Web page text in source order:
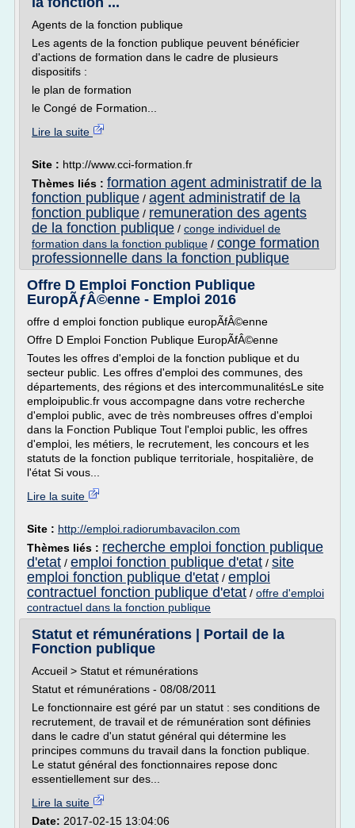
Agents de la fonction publique
Les agents de la fonction publique peuvent bénéficier
d'actions de formation dans le cadre de plusieurs
dispositifs :
le plan de formation
le Congé de Formation...
Lire la suite
Site : http://www.cci-formation.fr
Thèmes liés : formation agent administratif de la
fonction publique / agent administratif de la
fonction publique / remuneration des agents
de la fonction publique / conge individuel de
formation dans la fonction publique / conge formation
professionnelle dans la fonction publique
Offre D Emploi Fonction Publique
EuropÃƒÂ©enne - Emploi 2016
offre d emploi fonction publique europÃfÂ©enne
Offre D Emploi Fonction Publique EuropÃfÂ©enne
Toutes les offres d'emploi de la fonction publique et du
secteur public. Les offres d'emploi des communes, des
départements, des régions et des intercommunalitésLe site
emploipublic.fr vous accompagne dans votre recherche
d'emploi public, avec de très nombreuses offres d'emploi
dans la Fonction Publique Tout l'emploi public, les offres
d'emploi, les métiers, le recrutement, les concours et les
statuts de la fonction publique territoriale, hospitalière, de
l'état Si vous...
Lire la suite
Site : http://emploi.radiorumbavacilon.com
Thèmes liés : recherche emploi fonction publique
d'etat / emploi fonction publique d'etat / site
emploi fonction publique d'etat / emploi
contractuel fonction publique d'etat / offre d'emploi
contractuel dans la fonction publique
Statut et rémunérations | Portail de la
Fonction publique
Accueil > Statut et rémunérations
Statut et rémunérations - 08/08/2011
Le fonctionnaire est géré par un statut : ses conditions de
recrutement, de travail et de rémunération sont définies
dans le cadre d'un statut général qui détermine les
principes communs du travail dans la fonction publique.
Le statut général des fonctionnaires repose donc
essentiellement sur des...
Lire la suite
Date: 2017-02-15 13:04:06